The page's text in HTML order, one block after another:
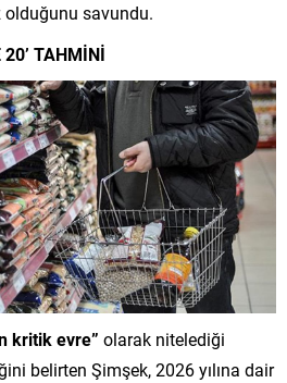
olduğunu savundu.
20’ TAHMİNİ
kritik evre” olarak nitelediği
belirten Şimşek, 2026 yılına dair